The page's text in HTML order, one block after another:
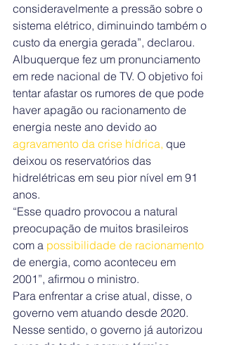
consideravelmente a pressão sobre o
sistema elétrico, diminuindo também o
custo da energia gerada”, declarou.
Albuquerque fez um pronunciamento
em rede nacional de TV. O objetivo foi
tentar afastar os rumores de que pode
haver apagão ou racionamento de
energia neste ano devido ao
agravamento da crise hídrica, que
deixou os reservatórios das
hidrelétricas em seu pior nível em 91
anos.
“Esse quadro provocou a natural
preocupação de muitos brasileiros
com a possibilidade de racionamento
de energia, como aconteceu em
2001”, afirmou o ministro.
Para enfrentar a crise atual, disse, o
governo vem atuando desde 2020.
Nesse sentido, o governo já autorizou